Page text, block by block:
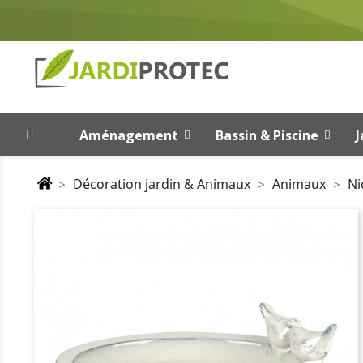
Aménagement Bassin & Piscine
Décoration jardin & Animaux Animaux